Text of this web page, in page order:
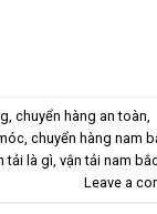
chuyển hàng an toàn
chuyển hàng nam
tải là gì vận tải nam
Leave a